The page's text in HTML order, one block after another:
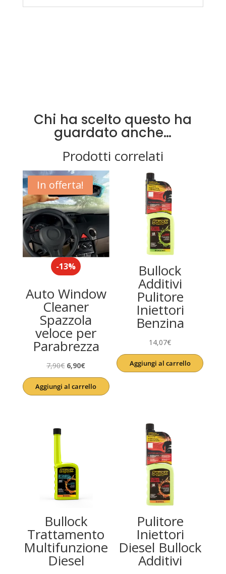
Chi ha scelto questo ha
guardato anche…
Prodotti correlati
In offerta!
-13%
Auto Window
Cleaner
Spazzola
veloce per
Parabrezza
7,90€ Il
prezzo
originale
6,90€Il
prezzo
attuale
Aggiungi al carrello
Bullock
Additivi
Pulitore
Iniettori
Benzina
14,07€
Aggiungi al carrello
Bullock
Trattamento
Multifunzione
Diesel
Pulitore
Iniettori
Diesel Bullock
Additivi